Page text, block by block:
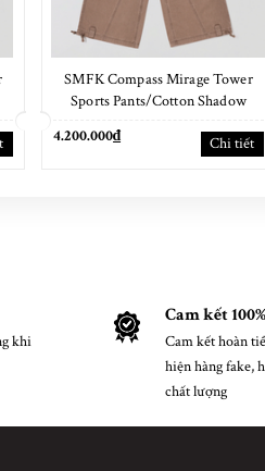
SMFK Compass Mirage Tower
Sports Pants/Cotton Shadow
4.200.000₫ Chi tiết
khi
Cam kết
Cam kết hoàn
hiện hàng fake,
chất lượng